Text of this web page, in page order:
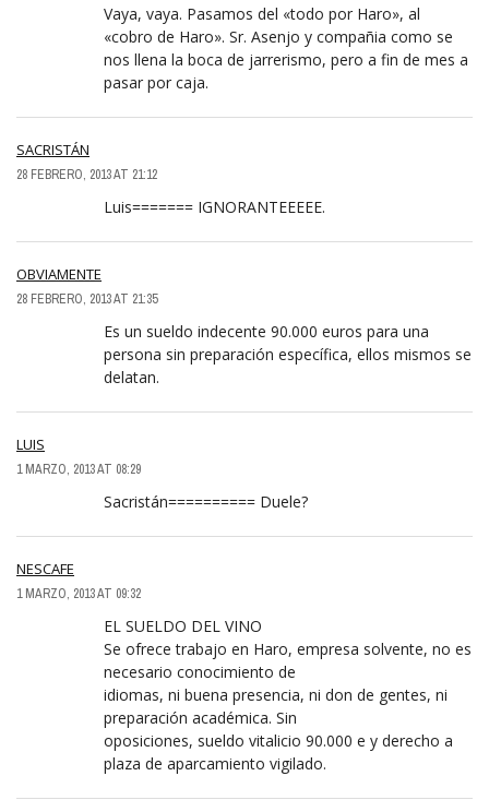
Vaya, vaya. Pasamos del «todo por Haro», al
«cobro de Haro». Sr. Asenjo y compañia como se
nos llena la boca de jarrerismo, pero a fin de mes a
pasar por caja.
SACRISTÁN
28 FEBRERO, 2013 AT 21:12
Luis======= IGNORANTEEEEE.
OBVIAMENTE
28 FEBRERO, 2013 AT 21:35
Es un sueldo indecente 90.000 euros para una
persona sin preparación específica, ellos mismos se
delatan.
LUIS
1 MARZO, 2013 AT 08:29
Sacristán========== Duele?
NESCAFE
1 MARZO, 2013 AT 09:32
EL SUELDO DEL VINO
Se ofrece trabajo en Haro, empresa solvente, no es
necesario conocimiento de
idiomas, ni buena presencia, ni don de gentes, ni
preparación académica. Sin
oposiciones, sueldo vitalicio 90.000 e y derecho a
plaza de aparcamiento vigilado.